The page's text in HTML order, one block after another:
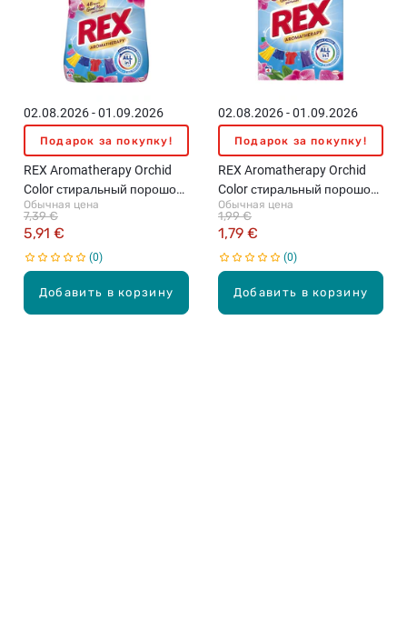
Добавить в корзину
02.08.2026 - 01.09.2026
Подарок за покупку!
REX Aromatherapy Orchid
Color стиральный порошок,
990г
Обычная цена
5,91 €
7,39 €
0
Добавить в корзину
02.08.2026 - 01.09.2026
Подарок за покупку!
REX Aromatherapy Orchid
Color стиральный порошок,
220г
Обычная цена
1,79 €
1,99 €
0